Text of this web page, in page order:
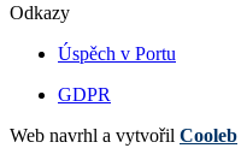
Odkazy
Úspěch v Portu
GDPR
Web navrhl a vytvořil Cooleb